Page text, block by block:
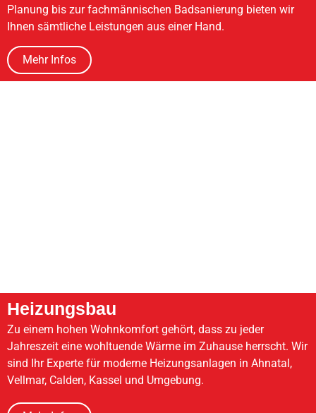
Planung bis zur fachmännischen Badsanierung bieten wir
Ihnen sämtliche Leistungen aus einer Hand.
Mehr Infos
Heizungsbau
Zu einem hohen Wohnkomfort gehört, dass zu jeder
Jahreszeit eine wohltuende Wärme im Zuhause herrscht. Wir
sind Ihr Experte für moderne Heizungsanlagen in Ahnatal,
Vellmar, Calden, Kassel und Umgebung.